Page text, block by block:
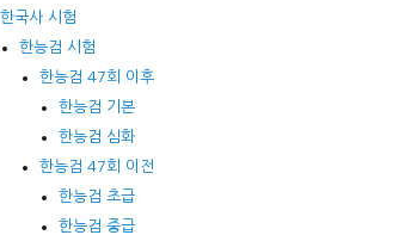
한국사 시험
한능검 시험
한능검 47회 이후
한능검 기본
한능검 심화
한능검 47회 이전
한능검 초급
한능검 중급